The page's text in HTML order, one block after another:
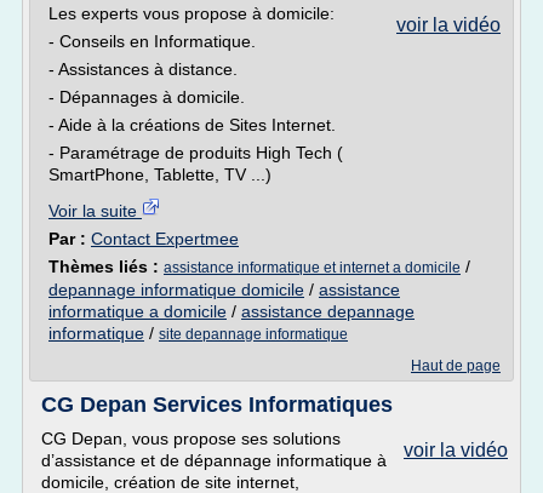
voir la vidéo
Les experts vous propose à domicile:
- Conseils en Informatique.
- Assistances à distance.
- Dépannages à domicile.
- Aide à la créations de Sites Internet.
- Paramétrage de produits High Tech (
SmartPhone, Tablette, TV ...)
Voir la suite
Par : Contact Expertmee
Thèmes liés : assistance informatique et internet a domicile /
depannage informatique domicile / assistance
informatique a domicile / assistance depannage
informatique / site depannage informatique
Haut de page
CG Depan Services Informatiques
voir la vidéo
CG Depan, vous propose ses solutions
d’assistance et de dépannage informatique à
domicile, création de site internet,